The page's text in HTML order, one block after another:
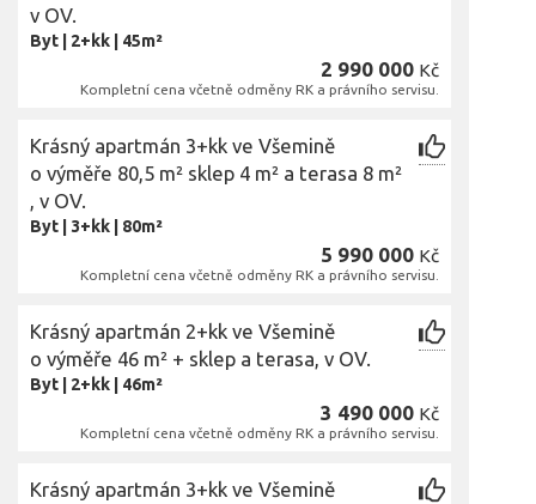
v OV.
Byt 2+kk 45m²
2 990 000 Kč
Kompletní cena včetně odměny RK a právního servisu.
Krásný apartmán 3+kk ve Všemině
o výměře 80,5 m² sklep 4 m² a terasa 8 m²
, v OV.
Byt 3+kk 80m²
5 990 000 Kč
Kompletní cena včetně odměny RK a právního servisu.
Krásný apartmán 2+kk ve Všemině
o výměře 46 m² + sklep a terasa, v OV.
Byt 2+kk 46m²
3 490 000 Kč
Kompletní cena včetně odměny RK a právního servisu.
Krásný apartmán 3+kk ve Všemině